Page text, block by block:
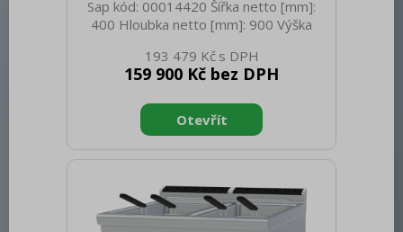
Sap kód: 00014420 Šířka netto [mm]:
400 Hloubka netto [mm]: 900 Výška
60.00 Šířka brutto [mm]: 100 Hloubka
brutto [mm]: 970 Výška brutto [mm]:
spotřebiče: Elektrické zařízení
Konstruční typ zařízení: S podestavbou
Příkon elektrický [kW]: 15.950 Napájení:
ovládacích prvků: IPX5 Vnější barva
zařízení: Nerezové Materiál: AISI 304
Kontrolky: chodu a nahřátí Typ vrc
193 479 Kč
159 900 Kč bez DPH